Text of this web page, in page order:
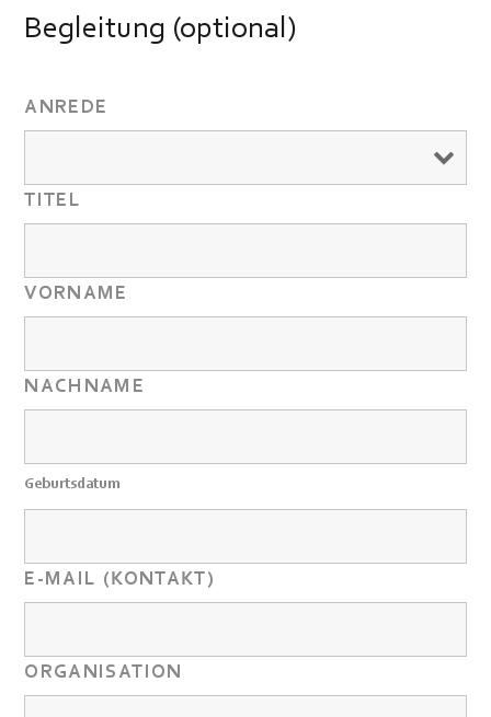
Begleitung (optional)
ANREDE
TITEL
VORNAME
NACHNAME
Geburtsdatum
E-MAIL (KONTAKT)
ORGANISATION